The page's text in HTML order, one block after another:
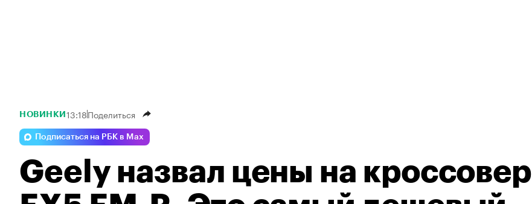
НОВИНКИ 13:18Поделиться
Подписаться на РБК в Max
Geely назвал цены на кроссовер